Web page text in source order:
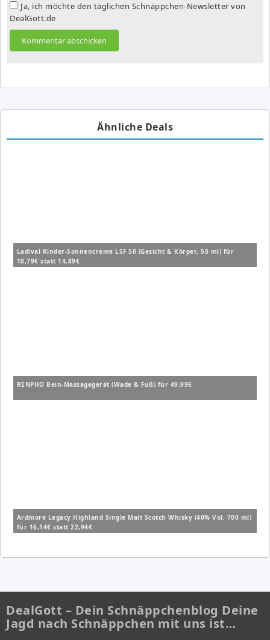
Ja, ich möchte den täglichen Schnäppchen-Newsletter von
DealGott.de
Ähnliche Deals
Ladival Kinder-Sonnencreme LSF 50 (Gesicht & Körper, 50 ml) für
10,79€ statt 14,89€
RENPHO Bein-Massagegerät (Wade & Fuß) für 49,99€
Ardmore Legacy Highland Single Malt Scotch Whisky (40% Vol, 700 ml)
für 16,14€ statt 22,94€
DealGott – Dein Schnäppchenblog Deine
Jagd nach Schnäppchen mit uns ist…